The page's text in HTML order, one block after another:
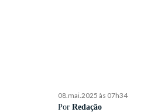
08.mai.2025 às 07h34
PorRedação